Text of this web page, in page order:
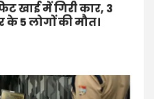
खाई में गिरी कार, 3
के 5 लोगों की मौत।